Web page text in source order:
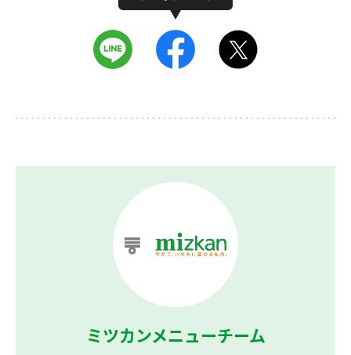
ミツカンメニューチーム